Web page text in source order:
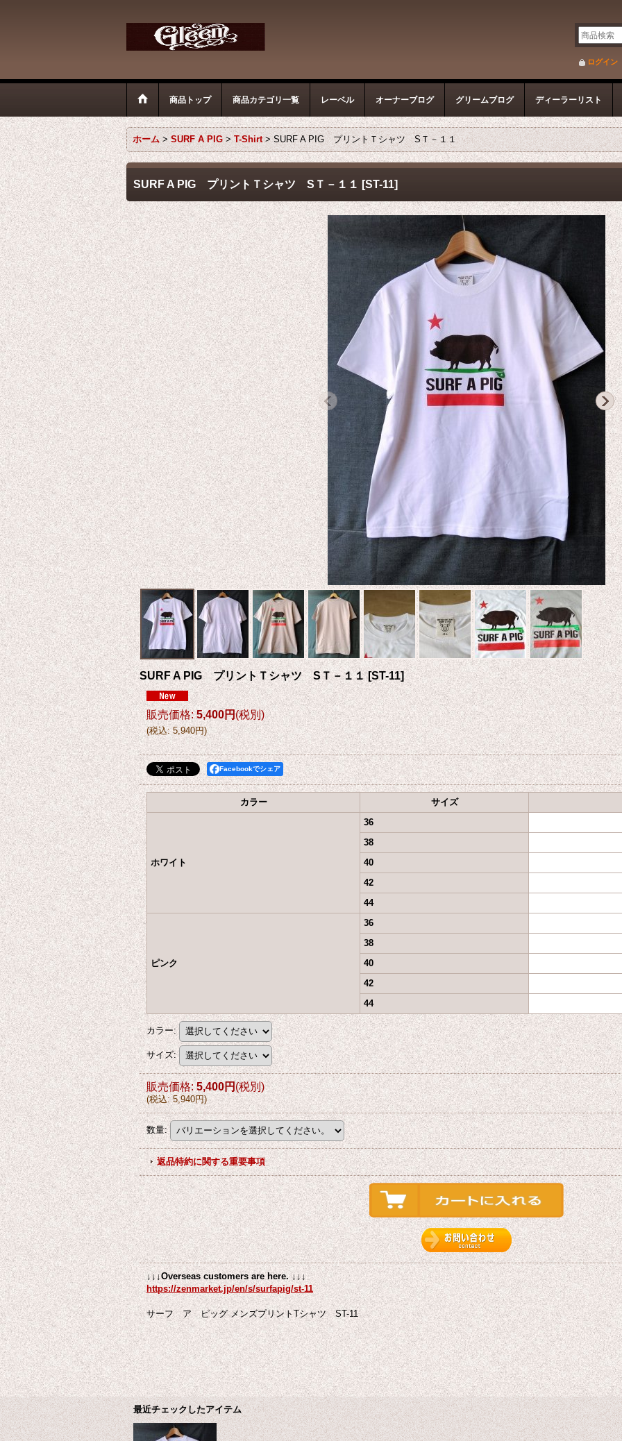
ログイン
商品トップ 商品カテゴリ一覧 レーベル オーナーブログ グリームブログ ディーラーリスト
ホーム > SURF A PIG > T-Shirt > SURF A PIG プリントＴシャツ SＴ－１１
SURF A PIG プリントＴシャツ SＴ－１１ [ST-11]
SURF A PIG プリントＴシャツ SＴ－１１ [ST-11]
販売価格: 5,400円(税別)
(税込: 5,940円)
Facebookでシェア
カラー サイズ
ホワイト
36
38
40
42
44
ピンク
36
38
40
42
44
カラー:
サイズ:
販売価格: 5,400円(税別)
(税込: 5,940円)
数量:
返品特約に関する重要事項
↓↓↓Overseas customers are here. ↓↓↓
https://zenmarket.jp/en/s/surfapig/st-11
サーフ ア ピッグ メンズプリントTシャツ ST-11
最近チェックしたアイテム